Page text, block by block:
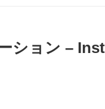
ション –